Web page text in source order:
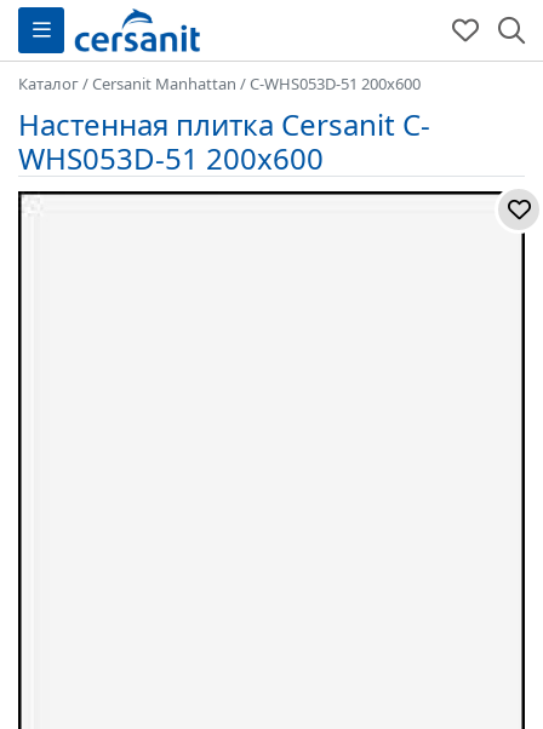
Каталог/Cersanit Manhattan /C-WHS053D-51 200x600
Настенная плитка Cersanit C-
WHS053D-51 200x600